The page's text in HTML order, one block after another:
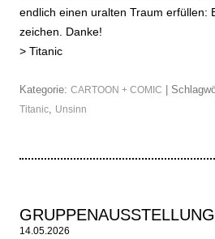
endlich einen uralten Traum erfüllen:
zeichen. Danke!
> Titanic
Kategorie: CARTOON + COMIC |
Titanic Unsinn
14.05.2026